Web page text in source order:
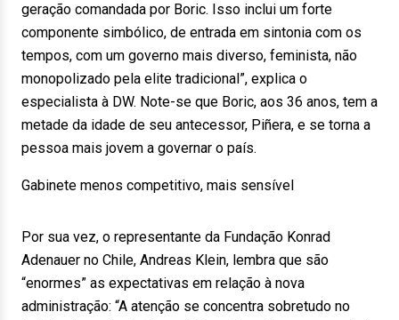
geração comandada por Boric. Isso inclui um forte
componente simbólico, de entrada em sintonia com os
tempos, com um governo mais diverso, feminista, não
monopolizado pela elite tradicional”, explica o
especialista à DW. Note-se que Boric, aos 36 anos, tem a
metade da idade de seu antecessor, Piñera, e se torna a
pessoa mais jovem a governar o país.
Gabinete menos competitivo, mais sensível
Por sua vez, o representante da Fundação Konrad
Adenauer no Chile, Andreas Klein, lembra que são
“enormes” as expectativas em relação à nova
administração: “A atenção se concentra sobretudo no